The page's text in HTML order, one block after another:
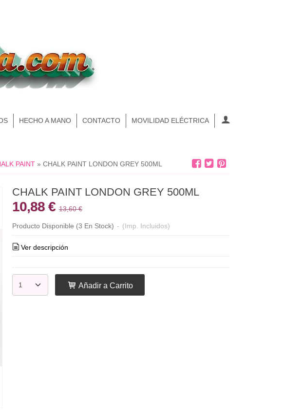
HECHO A MANO CONTACTO MOVILIDAD ELÉCTRICA
PAINT» CHALK PAINT LONDON GREY 500ML
CHALK PAINT LONDON GREY 500ML
10,88 €13,60 €
Producto Disponible (3 En Stock) - (Imp. Incluidos)
Ver descripción
Añadir a Carrito